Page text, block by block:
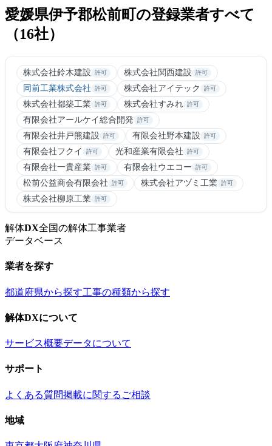
愛媛県伊予郡松前町の登録業者すべて
（16社）
株式会社鈴木建設 許可 株式会社関西建設 許可
同前工業株式会社 許可 株式会社アイテック 許可
株式会社都築工業 許可 株式会社すみれ 許可
有限会社アールケイ総合開発 許可
有限会社井戸熊建設 許可 有限会社野本建設 許可
有限会社フクイ 許可 光和産業有限会社 許可
有限会社一貴産業 許可 有限会社ウエコー 許可
松前公益商会有限会社 許可 株式会社アヅミ工業 許可
株式会社柳原工業 許可
解体DX全国の解体工事業者
データベース
業者を探す
都道府県から探す工事の種類から探す
解体DXについて
サービス概要データについて
サポート
よくある質問掲載に関するご相談
地域